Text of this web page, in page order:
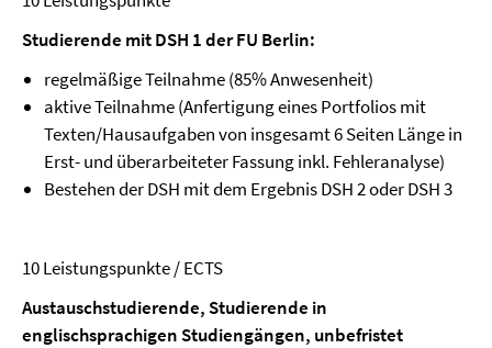
Studierende mit DSH 1 der FU Berlin:
regelmäßige Teilnahme (85% Anwesenheit)
aktive Teilnahme (Anfertigung eines Portfolios mit
Texten/Hausaufgaben von insgesamt 6 Seiten Länge in
Erst- und überarbeiteter Fassung inkl. Fehleranalyse)
Bestehen der DSH mit dem Ergebnis DSH 2 oder DSH 3
10 Leistungspunkte / ECTS
Austauschstudierende, Studierende in
englischsprachigen Studiengängen, unbefristet